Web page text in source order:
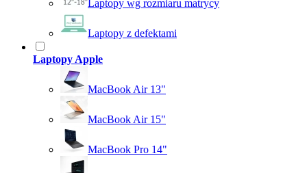
Laptopy wg rozmiaru matrycy
Laptopy z defektami
Laptopy Apple
MacBook Air 13"
MacBook Air 15"
MacBook Pro 14"